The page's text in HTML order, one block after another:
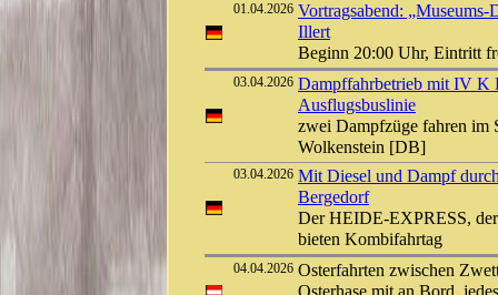
01.04.2026 Vortragsabend:
Illert
Beginn 20:00 Uhr, Eintritt
03.04.2026 Dampffahrbetrieb mit IV K
Ausflugsbuslinie
zwei Dampfzüge fahren im
Wolkenstein [DB]
03.04.2026 Mit Diesel und Dampf
Bergedorf
Der HEIDE-EXPRESS, der
bieten Kombifahrtag
04.04.2026 Osterfahrten zwischen